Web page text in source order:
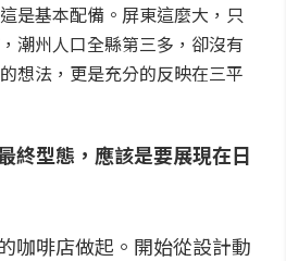
是基本配備。屏東這麼大，只
潮州人口全縣第三多，卻沒有
想法，更是充分的反映在三平
終型態，應該是要展現在日
咖啡店做起。開始從設計動